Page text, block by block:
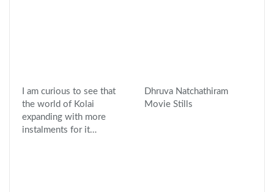
I am curious to see that
the world of Kolai
expanding with more
instalments for it…
Dhruva Natchathiram
Movie Stills